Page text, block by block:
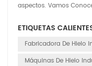
aspectos. Vamos
ETIQUETAS
Fabricadora De Hielo
Máquinas De Hielo